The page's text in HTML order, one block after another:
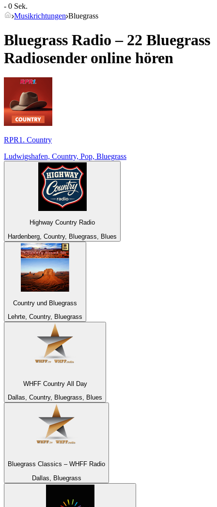
- 0 Sek.
Musikrichtungen Bluegrass
Bluegrass Radio – 22 Bluegrass
Radiosender online hören
RPR1. Country
Ludwigshafen, Country, Pop, Bluegrass
Highway Country Radio
Hardenberg, Country, Bluegrass, Blues
Country und Bluegrass
Lehrte, Country, Bluegrass
WHFF Country All Day
Dallas, Country, Bluegrass, Blues
Bluegrass Classics – WHFF Radio
Dallas, Bluegrass